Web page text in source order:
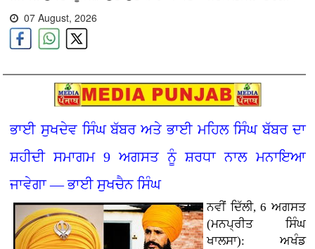
07 August, 2026
ਭਾਈ ਸੁਖਦੇਵ ਸਿੰਘ ਬੱਬਰ ਅਤੇ ਭਾਈ ਮਹਿਲ ਸਿੰਘ ਬੱਬਰ ਦਾ
ਸ਼ਹੀਦੀ ਸਮਾਗਮ 9 ਅਗਸਤ ਨੂੰ ਸ਼ਰਧਾ ਨਾਲ ਮਨਾਇਆ
ਜਾਵੇਗਾ — ਭਾਈ ਸੁਖਚੈਨ ਸਿੰਘ
ਨਵੀਂ ਦਿੱਲੀ, 6 ਅਗਸਤ
(ਮਨਪ੍ਰੀਤ ਸਿੰਘ
ਖਾਲਸਾ): ਅਖੰਡ